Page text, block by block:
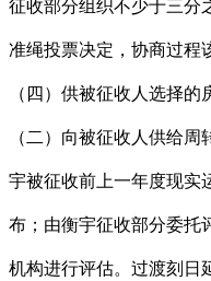
征收部分组织不少于三分
准绳投票决定，协商过程
（四）供被征收人选择的
（二）向被征收人供给
宇被征收前上一年度现实
布；由衡宇征收部分委托
机构进行评估。过渡刻日